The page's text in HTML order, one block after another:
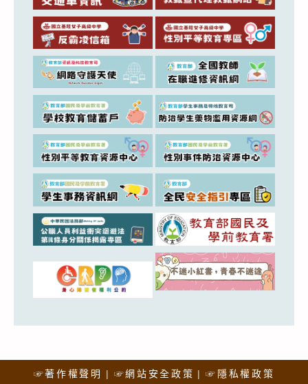
☞著作權聲明 ☞網站安全政策 ☞隱私權政策